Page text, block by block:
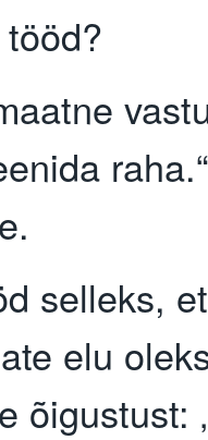
selleks,
elu
õigustust: